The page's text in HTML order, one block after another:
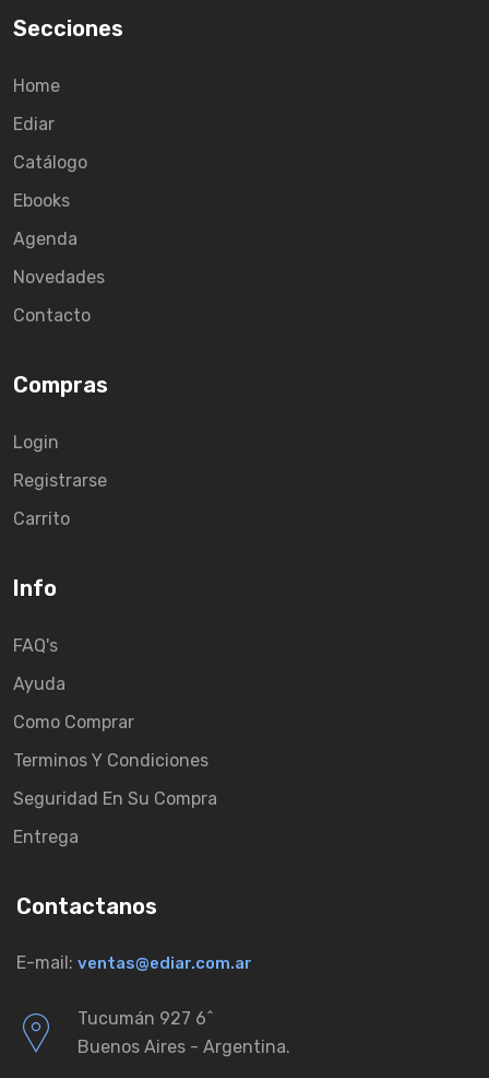
Secciones
Home
Ediar
Catálogo
Ebooks
Agenda
Novedades
Contacto
Compras
Login
Registrarse
Carrito
Info
FAQ's
Ayuda
Como Comprar
Terminos Y Condiciones
Seguridad En Su Compra
Entrega
Contactanos
E-mail: ventas@ediar.com.ar
Tucumán 927 6ˆ
Buenos Aires - Argentina.